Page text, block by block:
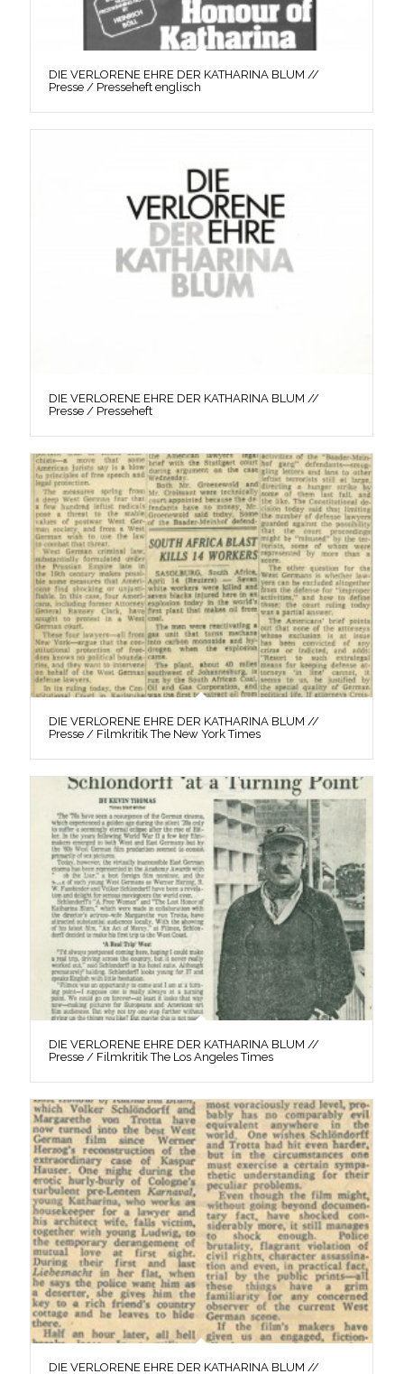
DIE VERLORENE EHRE DER KATHARINA BLUM //
Presse / Presseheft englisch
DIE VERLORENE EHRE DER KATHARINA BLUM //
Presse / Presseheft
DIE VERLORENE EHRE DER KATHARINA BLUM //
Presse / Filmkritik The New York Times
DIE VERLORENE EHRE DER KATHARINA BLUM //
Presse / Filmkritik The Los Angeles Times
DIE VERLORENE EHRE DER KATHARINA BLUM //